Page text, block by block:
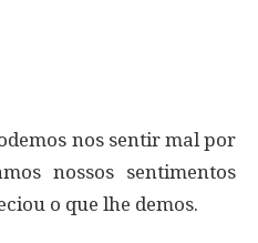
nos sentir mal por
nossos sentimentos
o que lhe demos.